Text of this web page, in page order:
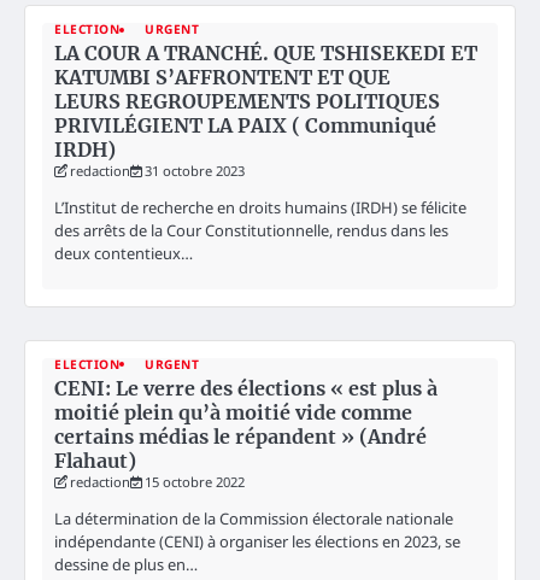
ELECTION URGENT
LA COUR A TRANCHÉ. QUE TSHISEKEDI ET
KATUMBI S’AFFRONTENT ET QUE
LEURS REGROUPEMENTS POLITIQUES
PRIVILÉGIENT LA PAIX ( Communiqué
IRDH)
redaction 31 octobre 2023
L’Institut de recherche en droits humains (IRDH) se félicite
des arrêts de la Cour Constitutionnelle, rendus dans les
deux contentieux…
ELECTION URGENT
CENI: Le verre des élections « est plus à
moitié plein qu’à moitié vide comme
certains médias le répandent » (André
Flahaut)
redaction 15 octobre 2022
La détermination de la Commission électorale nationale
indépendante (CENI) à organiser les élections en 2023, se
dessine de plus en…